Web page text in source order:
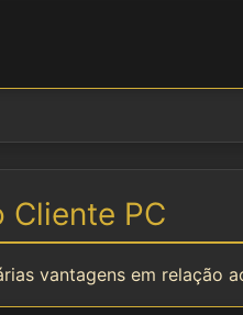
Cliente PC
vantagens em relação